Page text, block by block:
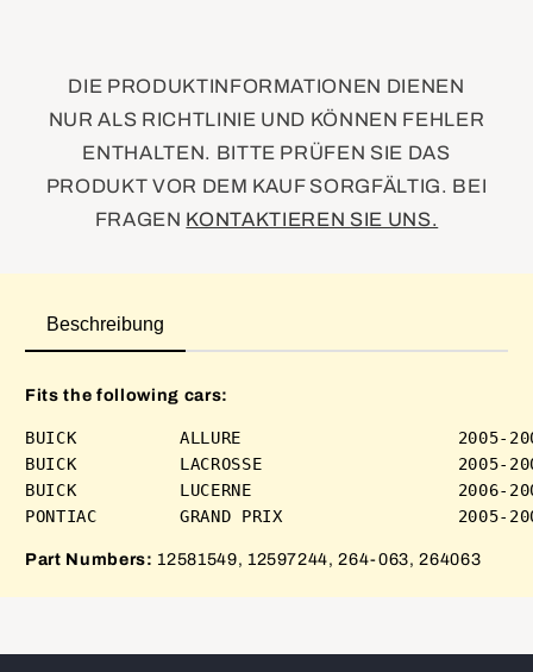
DIE PRODUKTINFORMATIONEN DIENEN
NUR ALS RICHTLINIE UND KÖNNEN FEHLER
ENTHALTEN. BITTE PRÜFEN SIE DAS
PRODUKT VOR DEM KAUF SORGFÄLTIG. BEI
FRAGEN KONTAKTIEREN SIE UNS.
Beschreibung
Fits the following cars:
BUICK          ALLURE                     2005-
BUICK          LACROSSE                   2005-
BUICK          LUCERNE                    2006-
Part Numbers: 12581549, 12597244, 264-063, 264063